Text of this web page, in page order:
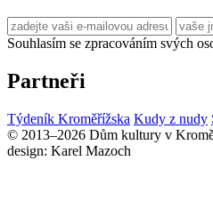
Souhlasím se zpracováním svých
Partneři
Týdeník Kroměřížska Kudy z nudy
© 2013–2026 Dům kultury v
design: Karel Mazoch